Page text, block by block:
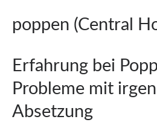
poppen (Central
Erfahrung bei
Probleme mit
Absetzung